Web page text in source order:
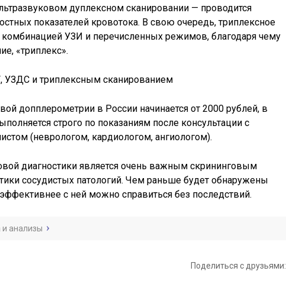
дуплексном сканировании — проводится
показателей кровотока. В свою очередь, триплексное
комбинацией УЗИ и перечисленных режимов, благодаря чему
«триплекс».
допплерометрии в России начинается от 2000 рублей, в
строго по показаниям после консультации с
(неврологом, кардиологом, ангиологом).
диагностики является очень важным скрининговым
сосудистых патологий. Чем раньше будет обнаружены
с ней можно справиться без последствий.
и анализы
Поделиться с друзьями: